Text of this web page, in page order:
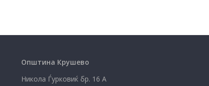
Општина Крушево
Никола Ѓурковиќ бр. 16 А